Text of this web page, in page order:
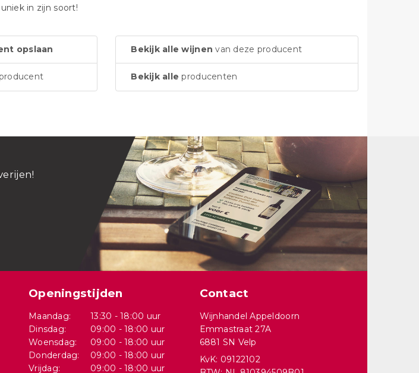
in zijn soort!
opslaan Bekijk alle wijnen van deze producent
Bekijk alle producenten
Openingstijden
Maandag:
13:30 - 18:00 uur
Dinsdag:
09:00 - 18:00 uur
Woensdag:
09:00 - 18:00 uur
Donderdag:
09:00 - 18:00 uur
Vrijdag:
09:00 - 18:00 uur
Contact
Wijnhandel Appeldoorn
Emmastraat 27A
6881 SN Velp
KvK: 09122102